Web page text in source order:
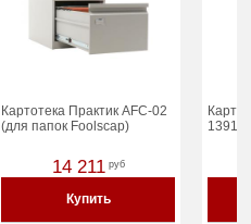
Картотека Практик AFC-02
(для папок Foolscap)
14 211 руб
Купить
1391/